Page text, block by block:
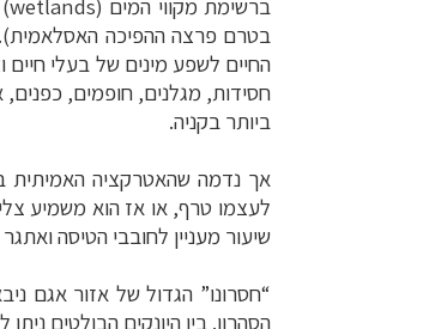
ברשימת מקווי המים (wetlands
בטרם פרצה ההפיכה האסלאמית).
חסידות, מגלנים, חופמים, כפנים,
ביותר בקניה.
אך נדמה שהאטרקציה האמיתית
לעצמו טרף, או אז הוא משמיע
שיעור מעניין לחובבי הטיסה
“חסרונו” הגדול של אזור אגם
הסהרון. בין היונקים הבולטים